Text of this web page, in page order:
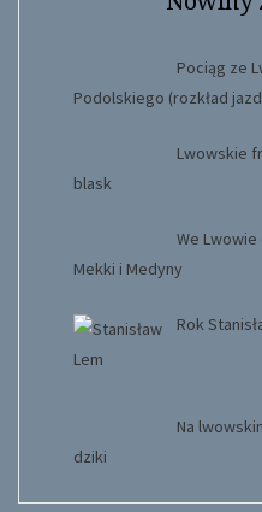
Pociąg ze
Podolskiego (rozkład
Lwowskie
blask
We
Mekki i Medyny
Rok
Na
dziki